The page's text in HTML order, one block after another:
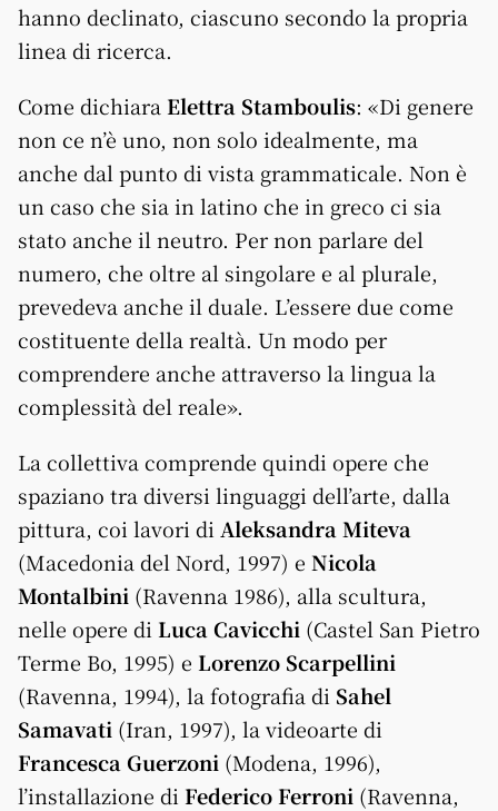
hanno declinato, ciascuno secondo la propria
linea di ricerca.
Come dichiara Elettra Stamboulis: «Di genere
non ce n’è uno, non solo idealmente, ma
anche dal punto di vista grammaticale. Non è
un caso che sia in latino che in greco ci sia
stato anche il neutro. Per non parlare del
numero, che oltre al singolare e al plurale,
prevedeva anche il duale. L’essere due come
costituente della realtà. Un modo per
comprendere anche attraverso la lingua la
complessità del reale».
La collettiva comprende quindi opere che
spaziano tra diversi linguaggi dell’arte, dalla
pittura, coi lavori di Aleksandra Miteva
(Macedonia del Nord, 1997) e Nicola
Montalbini (Ravenna 1986), alla scultura,
nelle opere di Luca Cavicchi (Castel San Pietro
Terme Bo, 1995) e Lorenzo Scarpellini
(Ravenna, 1994), la fotografia di Sahel
Samavati (Iran, 1997), la videoarte di
Francesca Guerzoni (Modena, 1996),
l’installazione di Federico Ferroni (Ravenna,